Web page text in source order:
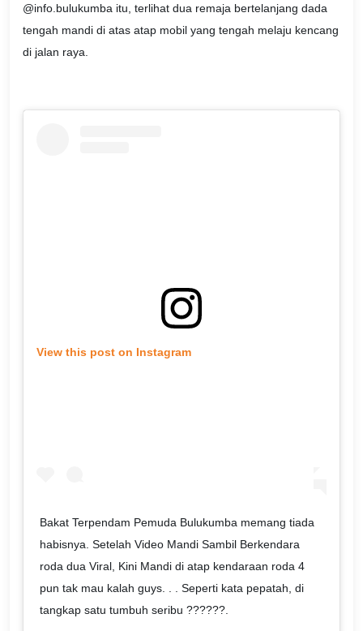
@info.bulukumba itu, terlihat dua remaja bertelanjang dada
tengah mandi di atas atap mobil yang tengah melaju kencang
di jalan raya.
View this post on Instagram
Bakat Terpendam Pemuda Bulukumba memang tiada
habisnya. Setelah Video Mandi Sambil Berkendara
roda dua Viral, Kini Mandi di atap kendaraan roda 4
pun tak mau kalah guys. . . Seperti kata pepatah, di
tangkap satu tumbuh seribu ??????.